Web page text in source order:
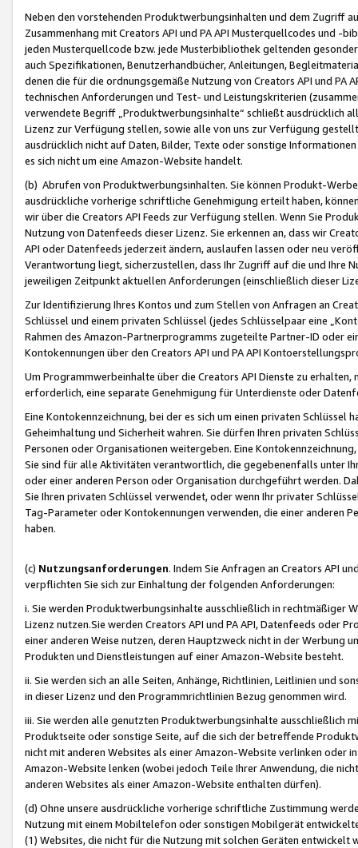
Neben den vorstehenden Produktwerbungsinhalten und dem Zugriff
Zusammenhang mit Creators API und PA API Musterquellcodes und
jeden Musterquellcode bzw. jede Musterbibliothek geltenden
auch Spezifikationen, Benutzerhandbücher, Anleitungen,
denen die für die ordnungsgemäße Nutzung von Creators API und PA
technischen Anforderungen und Test- und Leistungskriterien
verwendete Begriff „Produktwerbungsinhalte“ schließt ausdrücklich
Lizenz zur Verfügung stellen, sowie alle von uns zur Verfügung
ausdrücklich nicht auf Daten, Bilder, Texte oder sonstige
es sich nicht um eine Amazon-Website handelt.
(b) Abrufen von Produktwerbungsinhalten. Sie können Produkt-
ausdrückliche vorherige schriftliche Genehmigung erteilt haben,
wir über die Creators API Feeds zur Verfügung stellen. Wenn Sie
Nutzung von Datenfeeds dieser Lizenz. Sie erkennen an, dass wir
API oder Datenfeeds jederzeit ändern, auslaufen lassen oder neu
Verantwortung liegt, sicherzustellen, dass Ihr Zugriff auf die und Ihre
jeweiligen Zeitpunkt aktuellen Anforderungen (einschließlich dieser
Zur Identifizierung Ihres Kontos und zum Stellen von Anfragen an
Schlüssel und einem privaten Schlüssel (jedes Schlüsselpaar eine
Rahmen des Amazon-Partnerprogramms zugeteilte Partner-ID oder
Kontokennungen über den Creators API und PA API
Um Programmwerbeinhalte über die Creators API Dienste zu
erforderlich, eine separate Genehmigung für Unterdienste oder
Eine Kontokennzeichnung, bei der es sich um einen privaten
Geheimhaltung und Sicherheit wahren. Sie dürfen Ihren privaten
Personen oder Organisationen weitergeben. Eine
Sie sind für alle Aktivitäten verantwortlich, die gegebenenfalls unter
oder einer anderen Person oder Organisation durchgeführt werden.
Sie Ihren privaten Schlüssel verwendet, oder wenn Ihr privater
Tag-Parameter oder Kontokennungen verwenden, die einer anderen
haben.
(c) Nutzungsanforderungen. Indem Sie Anfragen an Creators API
verpflichten Sie sich zur Einhaltung der folgenden Anforderungen:
i. Sie werden Produktwerbungsinhalte ausschließlich in rechtmäßiger
Lizenz nutzen.Sie werden Creators API und PA API, Datenfeeds oder
einer anderen Weise nutzen, deren Hauptzweck nicht in der Werbung
Produkten und Dienstleistungen auf einer Amazon-Website besteht.
ii. Sie werden sich an alle Seiten, Anhänge, Richtlinien, Leitlinien und
in dieser Lizenz und den Programmrichtlinien Bezug genommen wird.
iii. Sie werden alle genutzten Produktwerbungsinhalte ausschließlich
Produktseite oder sonstige Seite, auf die sich der betreffende
nicht mit anderen Websites als einer Amazon-Website verlinken oder
Amazon-Website lenken (wobei jedoch Teile Ihrer Anwendung, die
anderen Websites als einer Amazon-Website enthalten dürfen).
(d) Ohne unsere ausdrückliche vorherige schriftliche Zustimmung
Nutzung mit einem Mobiltelefon oder sonstigen Mobilgerät
(1) Websites, die nicht für die Nutzung mit solchen Geräten